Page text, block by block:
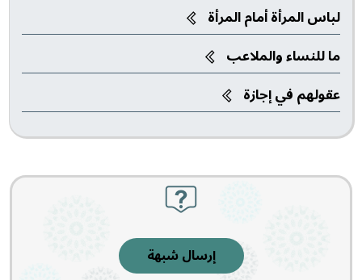
لباس المرأة أمام المرأة
ما للنساء والملاعب‎
عقولهم في إجازة
إرسال شبهة